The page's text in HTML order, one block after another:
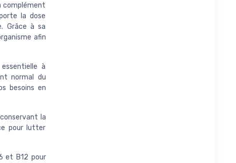
complément
la dose
Grâce à sa
afin
à
normal du
besoins en
la
pour lutter
et B12 pour